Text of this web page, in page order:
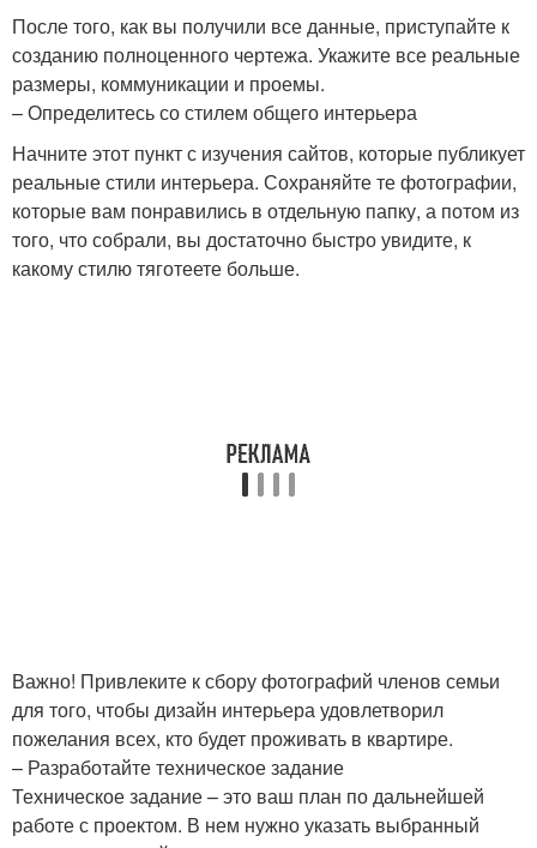
После того, как вы получили все данные, приступайте к
созданию полноценного чертежа. Укажите все реальные
размеры, коммуникации и проемы.
– Определитесь со стилем общего интерьера
Начните этот пункт с изучения сайтов, которые публикует
реальные стили интерьера. Сохраняйте те фотографии,
которые вам понравились в отдельную папку, а потом из
того, что собрали, вы достаточно быстро увидите, к
какому стилю тяготеете больше.
Важно! Привлеките к сбору фотографий членов семьи
для того, чтобы дизайн интерьера удовлетворил
пожелания всех, кто будет проживать в квартире.
– Разработайте техническое задание
Техническое задание – это ваш план по дальнейшей
работе с проектом. В нем нужно указать выбранный